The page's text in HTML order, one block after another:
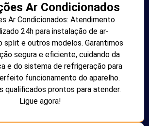
Ar Condicionados
Ar Condicionados: Atendimento
24h para instalação de ar-
split e outros modelos. Garantimos
segura e eficiente, cuidando da
e do sistema de refrigeração para
funcionamento do aparelho.
qualificados prontos para atender.
Ligue agora!